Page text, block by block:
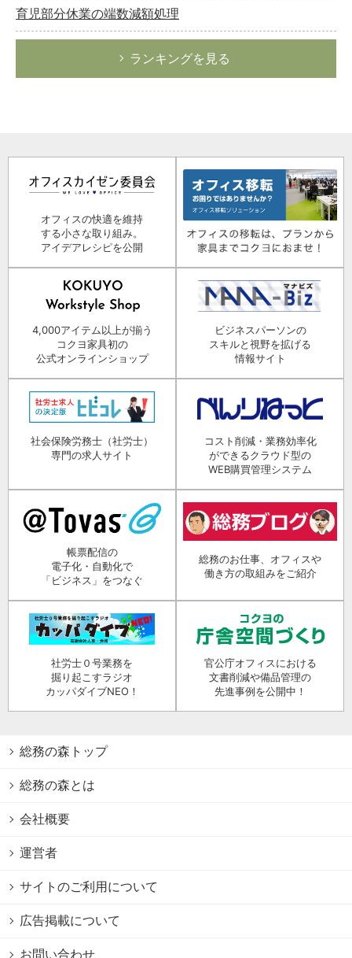
育児部分休業の端数減額処理
ランキングを見る
オフィスの快適を維持
する小さな取り組み。
アイデアレシピを公開
4,000アイテム以上が揃う
コクヨ家具初の
公式オンラインショップ
ビジネスパーソンの
スキルと視野を拡げる
情報サイト
社会保険労務士（社労士）
専門の求人サイト
コスト削減・業務効率化
ができるクラウド型の
WEB購買管理システム
帳票配信の
電子化・自動化で
「ビジネス」をつなぐ
総務のお仕事、オフィスや
働き方の取組みをご紹介
社労士０号業務を
掘り起こすラジオ
カッパダイブNEO！
官公庁オフィスにおける
文書削減や備品管理の
先進事例を公開中！
総務の森トップ
総務の森とは
会社概要
運営者
サイトのご利用について
広告掲載について
お問い合わせ